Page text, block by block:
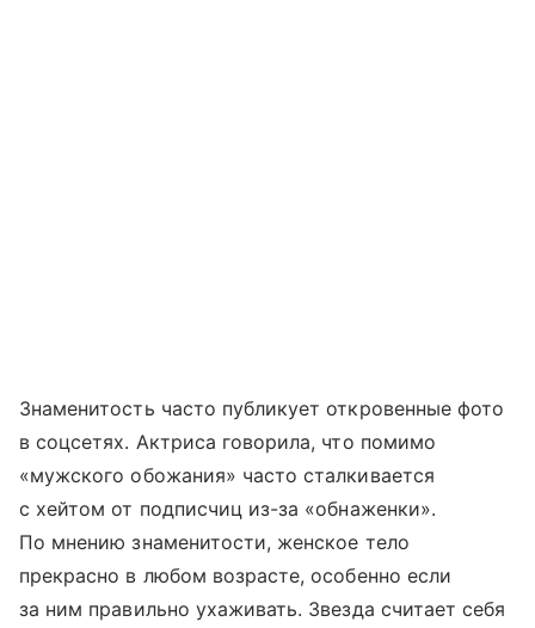
Знаменитость часто публикует откровенные фото
в соцсетях. Актриса говорила, что помимо
«мужского обожания» часто сталкивается
с хейтом от подписчиц из-за «обнаженки».
По мнению знаменитости, женское тело
прекрасно в любом возрасте, особенно если
за ним правильно ухаживать. Звезда считает себя